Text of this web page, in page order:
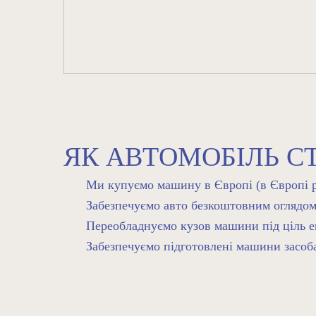
ЯК АВТОМОБІЛЬ
Ми купуємо машину в Європі (в Європі
Забезпечуємо авто безкоштовним
Переобладнуємо кузов машини під ціль
Забезпечуємо підготовлені машини